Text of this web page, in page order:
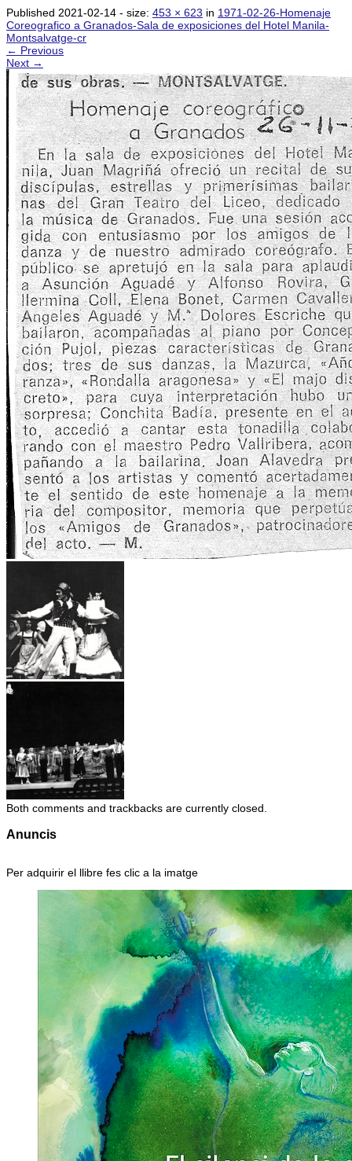
Published 2021-02-14 - size: 453 × 623 in 1971-02-26-Homenaje
Coreografico a Granados-Sala de exposiciones del Hotel Manila-
Montsalvatge-cr
← Previous
Next →
Both comments and trackbacks are currently closed.
Anuncis
Per adquirir el llibre fes clic a la imatge